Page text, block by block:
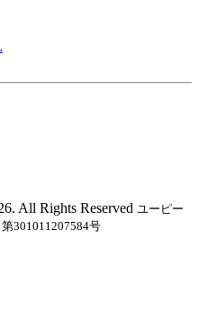
All Rights Reserved ユーピー
301011207584号